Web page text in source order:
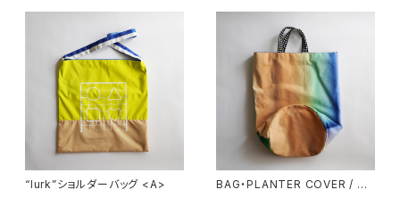
“lurk”ショルダーバッグ <A>
BAG・PLANTER COVER / ブ